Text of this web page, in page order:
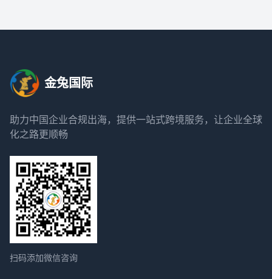
金兔国际
助力中国企业合规出海，提供一站式跨境服务，让企业全球
化之路更顺畅
扫码添加微信咨询